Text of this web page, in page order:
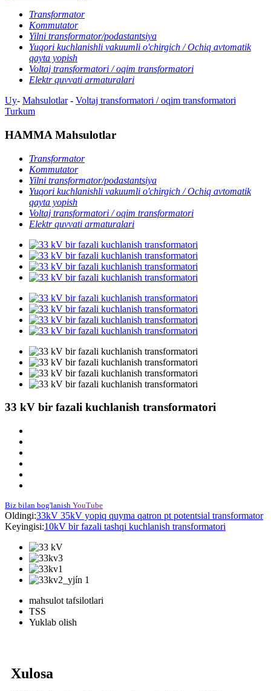
Transformator
Kommutator
Yilni transformator/podastantsiya
Yuqori kuchlanishli vakuumli o'chirgich / Ochiq avtomatik
qayta yopish
Voltaj transformatori / oqim transformatori
Elektr quvvati armaturalari
Uy- Mahsulotlar- Voltaj transformatori / oqim transformatori
Turkum
HAMMA Mahsulotlar
Transformator
Kommutator
Yilni transformator/podastantsiya
Yuqori kuchlanishli vakuumli o'chirgich / Ochiq avtomatik
qayta yopish
Voltaj transformatori / oqim transformatori
Elektr quvvati armaturalari
33 kV bir fazali kuchlanish transformatori
Biz bilan bog'lanish YouTube
Oldingi:33kV 35kV yopiq quyma qatron pt potentsial transformator
Keyingisi:10kV bir fazali tashqi kuchlanish transformatori
mahsulot tafsilotlari
TSS
Yuklab olish
Xulosa